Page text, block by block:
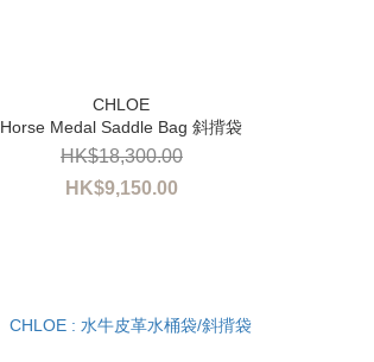
Horse Medal Saddle Bag 斜揹袋
HK$9,150.00
HK$18,300.00